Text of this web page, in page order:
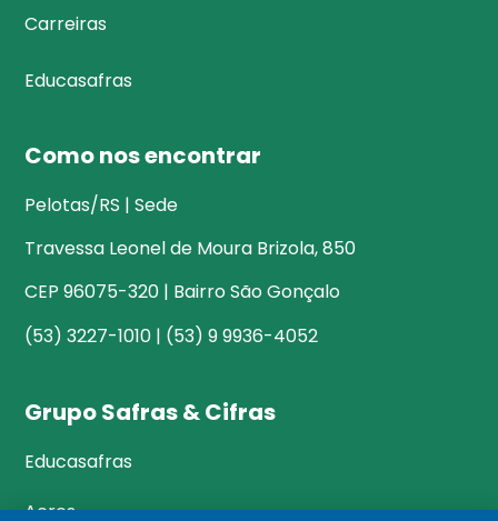
Carreiras
Educasafras
Como nos encontrar
Pelotas/RS | Sede
Travessa Leonel de Moura Brizola, 850
CEP 96075-320 | Bairro São Gonçalo
(53) 3227-1010 | (53) 9 9936-4052
Grupo Safras & Cifras
Educasafras
Acres